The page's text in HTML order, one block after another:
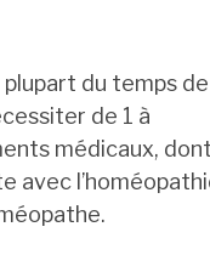
du temps de
de 1 à
médicaux,
avec